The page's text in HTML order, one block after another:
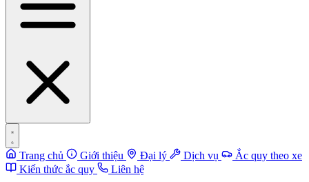
Trang chủ Giới thiệu Đại lý Dịch vụ
Ắc quy theo xe
Kiến thức ắc quy
Liên hệ